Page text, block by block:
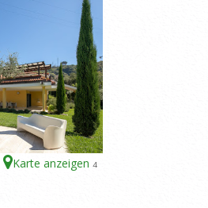
Karte anzeigen 4